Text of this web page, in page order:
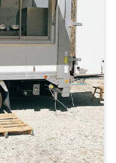
霜降り牛タン串、牛
焼き、金鯱カレー、
ュー丼、炙りチャー
釜玉ラーメン、アサ
、ベルギービール